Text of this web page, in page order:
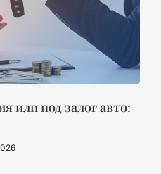
или под залог авто: